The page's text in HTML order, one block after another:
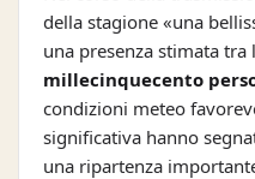
della stagione «una
una presenza stimata tra
millecinquecento
condizioni meteo
significativa hanno
una ripartenza